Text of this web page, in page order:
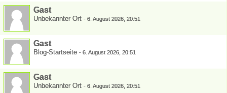
Gast
Unbekannter Ort - 6. August 2026, 20:51
Gast
Blog-Startseite - 6. August 2026, 20:51
Gast
Unbekannter Ort - 6. August 2026, 20:51